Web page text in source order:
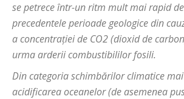
se petrece într-un ritm mult mai rapid
precedentele perioade geologice din
a concentrației de CO2 (dioxid de
urma arderii combustibililor fosili.
Din categoria schimbărilor climatice
acidificarea oceanelor (de asemenea